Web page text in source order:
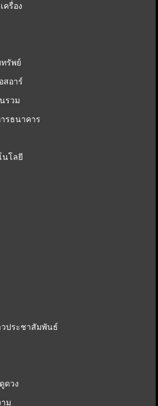
ครื่อง
รัพย์
สอาร์
รวม
ารธนาคาร
นโลยี
วประชาสัมพันธ์
ดวง
ม